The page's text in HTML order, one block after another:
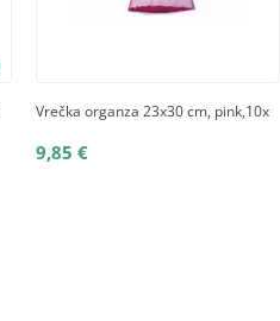
Vrečka organza 23x30 cm, pink,10x
9,85 €